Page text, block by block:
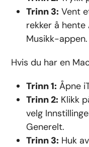
Trinn 3: Vent
rekker å hente
Musikk-appen.
Hvis du har en
Trinn 1: Åpne
Trinn 2: Klikk
velg
Generelt.
Trinn 3: Huk